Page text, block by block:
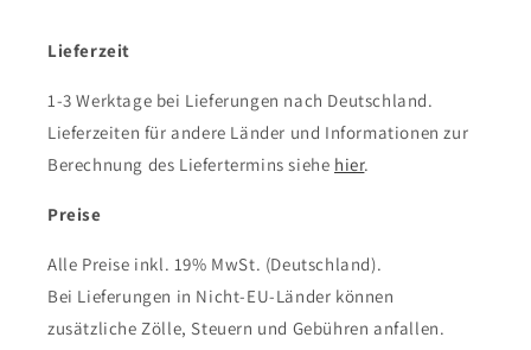
Lieferzeit
1-3 Werktage bei Lieferungen nach Deutschland.
Lieferzeiten für andere Länder und Informationen zur
Berechnung des Liefertermins siehe hier.
Preise
Alle Preise inkl. 19% MwSt. (Deutschland).
Bei Lieferungen in Nicht-EU-Länder können
zusätzliche Zölle, Steuern und Gebühren anfallen.